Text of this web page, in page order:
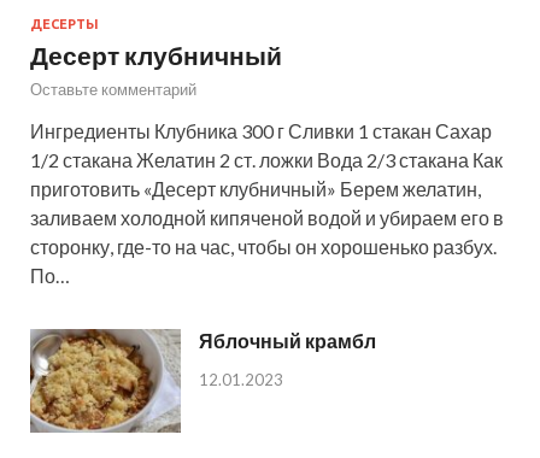
ДЕСЕРТЫ
Десерт клубничный
Оставьте комментарий
Ингредиенты Клубника 300 г Сливки 1 стакан Сахар
1/2 стакана Желатин 2 ст. ложки Вода 2/3 стакана Как
приготовить «Десерт клубничный» Берем желатин,
заливаем холодной кипяченой водой и убираем его в
сторонку, где-то на час, чтобы он хорошенько разбух.
По…
Яблочный крамбл
12.01.2023